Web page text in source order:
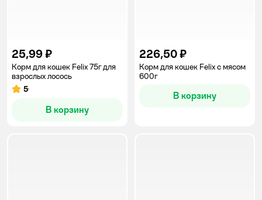
25,99 ₽
Корм для кошек Felix 75г для
взрослых лосось
Рейтинг:
5
В корзину
226,50 ₽
Корм для кошек Felix с мясом
600г
В корзину